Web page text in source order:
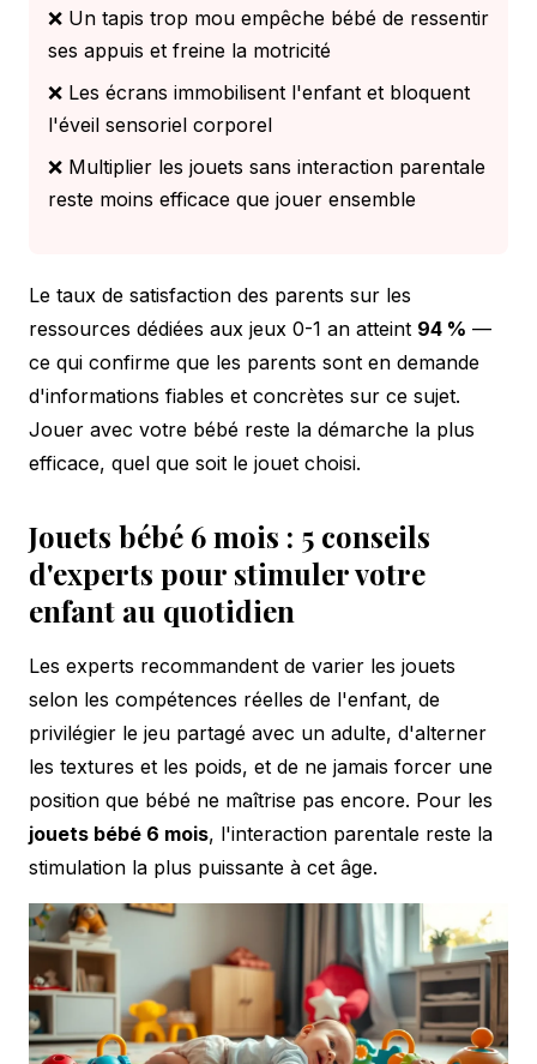
❌ Un tapis trop mou empêche bébé de ressentir
ses appuis et freine la motricité
❌ Les écrans immobilisent l'enfant et bloquent
l'éveil sensoriel corporel
❌ Multiplier les jouets sans interaction parentale
reste moins efficace que jouer ensemble
Le taux de satisfaction des parents sur les
ressources dédiées aux jeux 0-1 an atteint 94 % —
ce qui confirme que les parents sont en demande
d'informations fiables et concrètes sur ce sujet.
Jouer avec votre bébé reste la démarche la plus
efficace, quel que soit le jouet choisi.
Jouets bébé 6 mois : 5 conseils
d'experts pour stimuler votre
enfant au quotidien
Les experts recommandent de varier les jouets
selon les compétences réelles de l'enfant, de
privilégier le jeu partagé avec un adulte, d'alterner
les textures et les poids, et de ne jamais forcer une
position que bébé ne maîtrise pas encore. Pour les
jouets bébé 6 mois, l'interaction parentale reste la
stimulation la plus puissante à cet âge.